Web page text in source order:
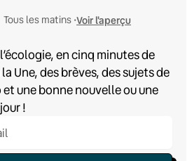
Tous les matins •Voir l'aperçu
en cinq minutes de
Une, des brèves, des sujets de
une bonne nouvelle ou une
!